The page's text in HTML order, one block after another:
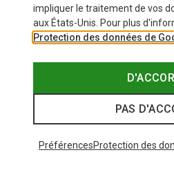
impliquer le traitement de vos
aux États-Unis. Pour plus
Protection des données de
PAS
PréférencesProtection des